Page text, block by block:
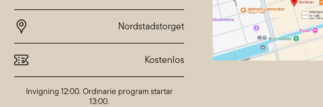
Nordstadstorget
Kostenlos
Invigning 12:00. Ordinarie program startar
13:00.